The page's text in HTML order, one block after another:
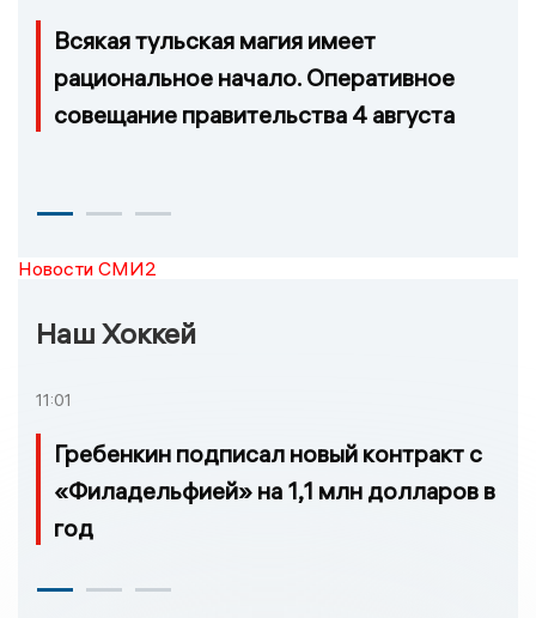
Всякая тульская магия имеет
рациональное начало. Оперативное
совещание правительства 4 августа
Новости СМИ2
Наш Хоккей
11:01
Гребенкин подписал новый контракт с
«Филадельфией» на 1,1 млн долларов в
год